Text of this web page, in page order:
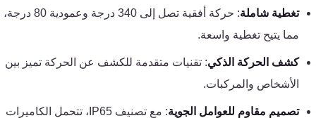
تغطية شاملة
: حركة أفقية تصل إلى 340 درجة وعمودية 80 درجة،
مما يتيح تغطية واسعة.
كشف الحركة الذكي: تقنيات متقدمة للكشف عن الحركة تميز بين
الأشخاص والمركبات.
تصميم مقاوم للعوامل الجوية
: مع تصنيف IP65، تتحمل الكاميرات
إنذار
السرقة
أنظمة
إنذار
الحريق